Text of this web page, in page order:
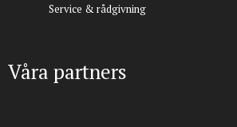
Service & rådgivning
Våra partners